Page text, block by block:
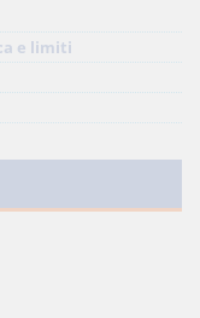
e limiti